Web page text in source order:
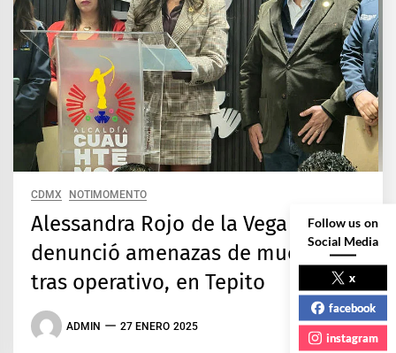
CDMX NOTIMOMENTO
Alessandra Rojo de la Vega
denunció amenazas de muerte
tras operativo, en Tepito
ADMIN 27 ENERO 2025
Follow us on
Social Media
x
facebook
instagram